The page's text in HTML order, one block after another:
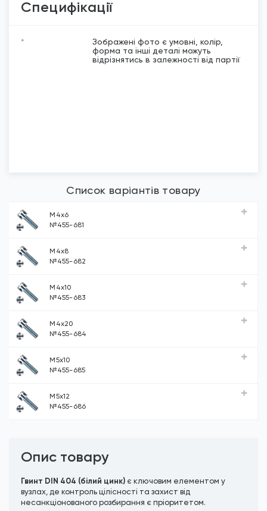
Специфікації
*
Зображені фото є умовні, колір,
форма та інші деталі можуть
відрізнятись в залежності від партії
Список варіантів товару
М4х6
№455-681
М4х8
№455-682
М4х10
№455-683
М4х20
№455-684
М5х10
№455-685
М5х12
№455-686
Опис товару
Гвинт DIN 404 (білий цинк) є ключовим елементом у
вузлах, де контроль цілісності та захист від
несанкціонованого розбирання є пріоритетом.